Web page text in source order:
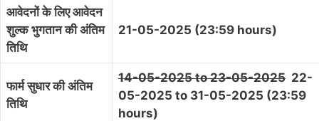
आवेदनों के लिए आवेदन
शुल्क भुगतान की अंतिम
तिथि
21-05-2025 (23:59 hours)
फार्म सुधार की अंतिम
तिथि
14-05-2025 to 23-05-2025 22-
05-2025 to 31-05-2025 (23:59
hours)